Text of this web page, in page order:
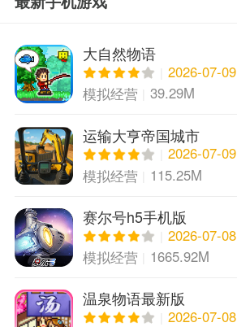
大自然物语
2026-07-09
模拟经营
39.29M
运输大亨帝国城市
2026-07-09
模拟经营
115.25M
赛尔号h5手机版
2026-07-08
模拟经营
1665.92M
温泉物语最新版
2026-07-08